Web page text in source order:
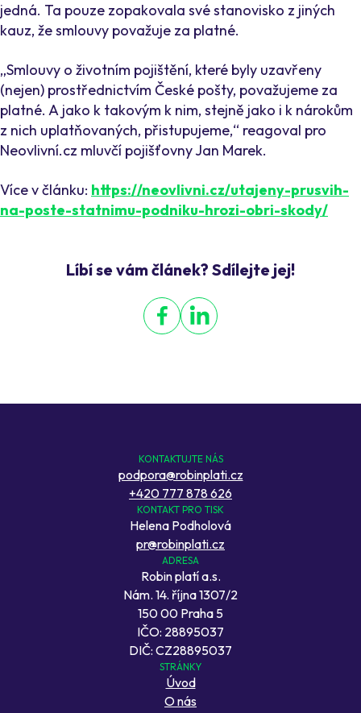
jedná. Ta pouze zopakovala své stanovisko z jiných
kauz, že smlouvy považuje za platné.
„Smlouvy o životním pojištění, které byly uzavřeny
(nejen) prostřednictvím České pošty, považujeme za
platné. A jako k takovým k nim, stejně jako i k nárokům
z nich uplatňovaných, přistupujeme,“ reagoval pro
Neovlivní.cz mluvčí pojišťovny Jan Marek.
Více v článku: https://neovlivni.cz/utajeny-prusvih-
na-poste-statnimu-podniku-hrozi-obri-skody/
Líbí se vám článek? Sdílejte jej!
KONTAKTUJTE NÁS
podpora@robinplati.cz
+420 777 878 626
KONTAKT PRO TISK
Helena Podholová
pr@robinplati.cz
ADRESA
Robin platí a.s.
Nám. 14. října 1307/2
150 00 Praha 5
IČO: 28895037
DIČ: CZ28895037
STRÁNKY
Úvod
O nás